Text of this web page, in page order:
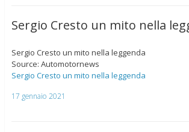
Sergio Cresto un mito nella
Sergio Cresto un mito nella leggenda
Source: Automotornews
Sergio Cresto un mito nella leggenda
17 gennaio 2021